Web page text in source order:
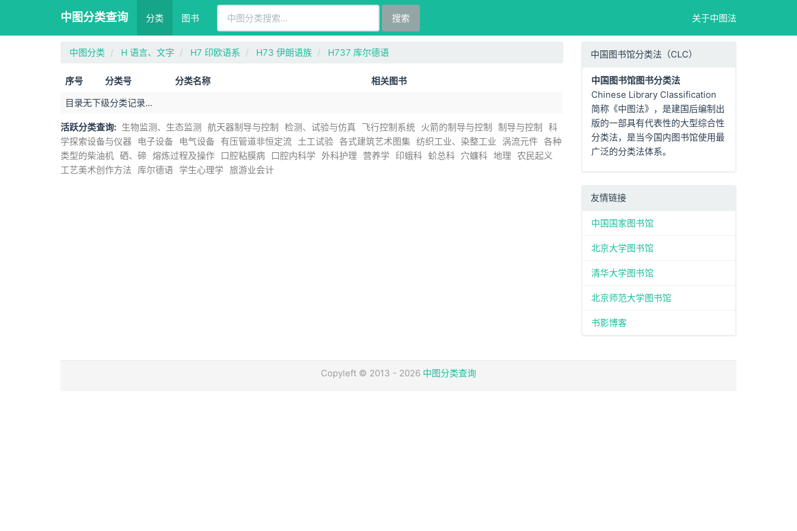
中图分类查询 分类 图书 搜索 关于中图法
中图分类 H 语言、文字 H7 印欧语系 H73 伊朗语族 H737 库尔德语
序号 分类号 分类名称
相关图书
目录无下级分类记录...
活跃分类查询: 生物监测、生态监测 航天器制导与控制 检测、试验与仿真 飞行控制系统 火箭的制导与控制 制导与控制
科
学探索设备与仪器
电子设备 电气设备 有压管道非恒定流 土工试验 各式建筑艺术图集 纺织工业、染整工业 涡流元件 各种
类型的柴油机 硒、碲 熔炼过程及操作 口腔粘膜病 口腔内科学 外科护理 营养学 印蛾科 蚧总科 穴蠊科 地理 农民起义
工艺美术创作方法
库尔德语 学生心理学 旅游业会计
中国图书馆分类法（CLC）
中国图书馆图书分类法
Chinese Library Classification
简称《中图法》，是建国后编制出
版的一部具有代表性的大型综合性
分类法，是当今国内图书馆使用最
广泛的分类法体系。
友情链接
中国国家图书馆
北京大学图书馆
清华大学图书馆
北京师范大学图书馆
书影博客
Copyleft © 2013 - 2026 中图分类查询